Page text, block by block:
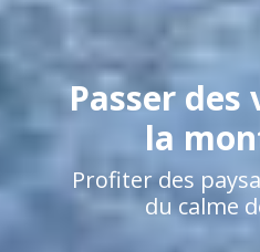
Passer des
la
Profiter des
du calme